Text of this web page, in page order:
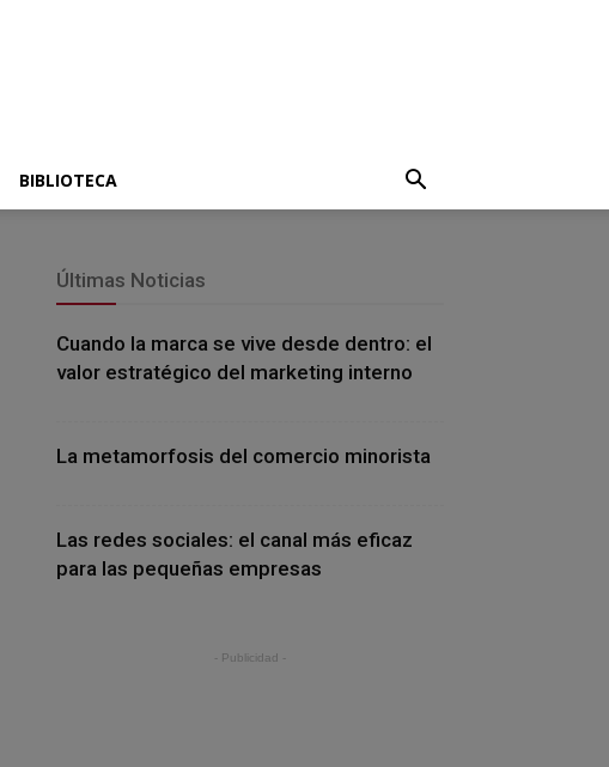
BIBLIOTECA
Últimas Noticias
Cuando la marca se vive desde dentro: el
valor estratégico del marketing interno
La metamorfosis del comercio minorista
Las redes sociales: el canal más eficaz
para las pequeñas empresas
- Publicidad -